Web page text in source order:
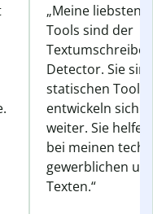
„Meine liebsten
Tools sind der
Detector. Sie
statischen
entwickeln sich
weiter. Sie
bei meinen
gewerblichen
Texten.“